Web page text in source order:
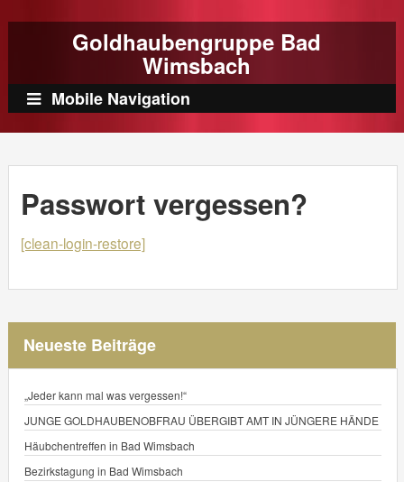
Goldhaubengruppe Bad
Wimsbach
Mobile Navigation
Passwort vergessen?
[clean-login-restore]
Neueste Beiträge
„Jeder kann mal was vergessen!“
JUNGE GOLDHAUBENOBFRAU ÜBERGIBT AMT IN JÜNGERE HÄNDE
Häubchentreffen in Bad Wimsbach
Bezirkstagung in Bad Wimsbach